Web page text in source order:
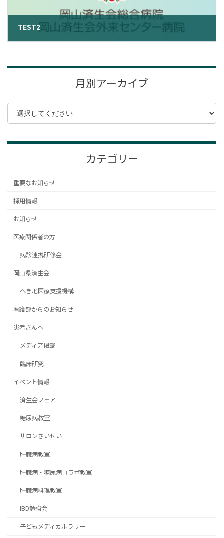
TEST2
2023年1月4日
月別アーカイブ
カテゴリー
重要なお知らせ
採用情報
お知らせ
医療関係者の方
病診連携研修会
岡山県済生会
へき地医療支援機構
看護部からのお知らせ
患者さんへ
メディア掲載
臨床研究
イベント情報
済生会フェア
糖尿病教室
サロンさいせい
肝臓病教室
肝臓病・糖尿病コラボ教室
肝臓病料理教室
IBD勉強会
子どもメディカルラリー